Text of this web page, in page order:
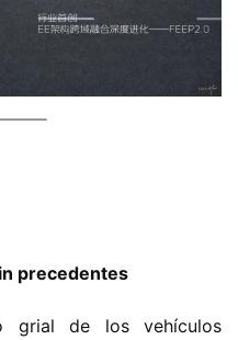
Sign up
precedentes​
grial de los vehículos